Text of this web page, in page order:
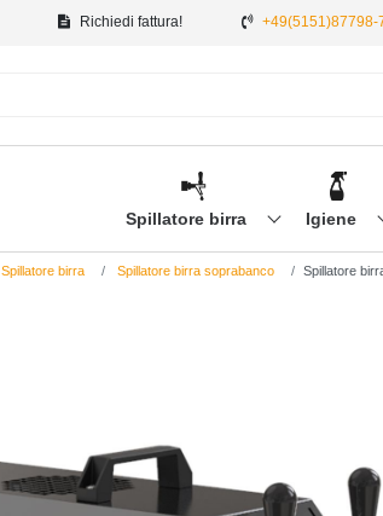
Richiedi fattura! +49(5151)87798-
Spillatore birra Igiene
Spillatore birra Spillatore birra soprabanco Spillatore